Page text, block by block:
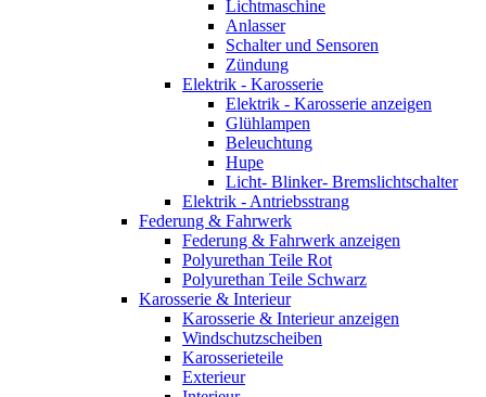
Lichtmaschine
Anlasser
Schalter und Sensoren
Zündung
Elektrik - Karosserie
Elektrik - Karosserie anzeigen
Glühlampen
Beleuchtung
Hupe
Licht- Blinker- Bremslichtschalter
Elektrik - Antriebsstrang
Federung & Fahrwerk
Federung & Fahrwerk anzeigen
Polyurethan Teile Rot
Polyurethan Teile Schwarz
Karosserie & Interieur
Karosserie & Interieur anzeigen
Windschutzscheiben
Karosserieteile
Exterieur